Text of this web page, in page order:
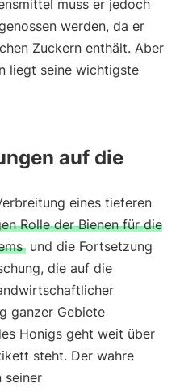
muss er jedoch
werden, da er
Zuckern enthält. Aber
liegt seine wichtigste
auf die
eines tieferen
Rolle der Bienen für die
und die Fortsetzung
die auf die
ganzer Gebiete
Honigs geht weit über
steht. Der wahre
seiner